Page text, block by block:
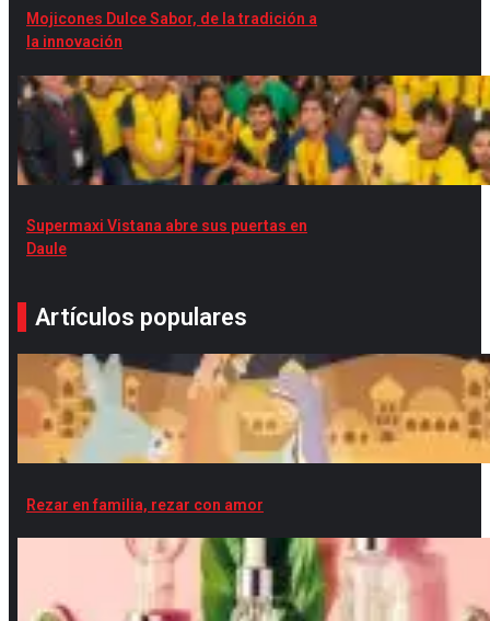
Mojicones Dulce Sabor, de la tradición a
la innovación
Supermaxi Vistana abre sus puertas en
Daule
Artículos populares
Rezar en familia, rezar con amor